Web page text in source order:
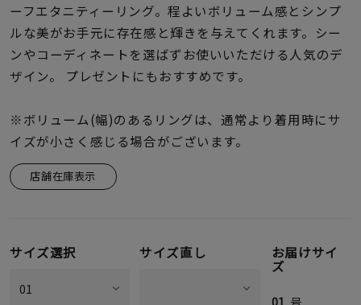
着用シーン
コレクション
レディース
～
価格
ーフエタニティーリング。程よいボリューム感とシンプ
ルな美がお手元に存在感と輝きを与えてくれます。シー
ンやコーディネートを選ばずお使いいただける人気のデ
ザイン。 プレゼントにもおすすめです。
※ボリューム(幅)のあるリングは、通常より着用時にサ
イズが小さく感じる場合がございます。
店舗在庫表示
サイズ選択 サイズ直し お届けサイ
ズ
01 号